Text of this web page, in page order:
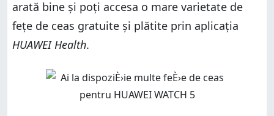
arată bine și poți accesa o mare varietate de
fețe de ceas gratuite și plătite prin aplicația
HUAWEI Health.